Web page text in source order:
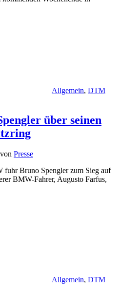
Allgemein, DTM
über seinen
von Presse
fuhr Bruno Spengler zum Sieg auf
BMW-Fahrer, Augusto Farfus,
Allgemein, DTM